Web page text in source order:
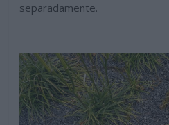
separadamente.